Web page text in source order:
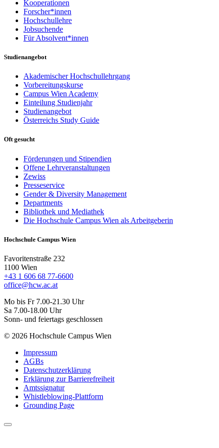
Kooperationen
Forscher*innen
Hochschullehre
Jobsuchende
Für Absolvent*innen
Studienangebot
Akademischer Hochschullehrgang
Vorbereitungskurse
Campus Wien Academy
Einteilung Studienjahr
Studienangebot
Österreichs Study Guide
Oft gesucht
Förderungen und Stipendien
Offene Lehrveranstaltungen
Zewiss
Presseservice
Gender & Diversity Management
Departments
Bibliothek und Mediathek
Die Hochschule Campus Wien als Arbeitgeberin
Hochschule Campus Wien
Favoritenstraße 232
1100 Wien
+43 1 606 68 77-6600
office@hcw.ac.at
Mo bis Fr 7.00-21.30 Uhr
Sa 7.00-18.00 Uhr
Sonn- und feiertags geschlossen
© 2026 Hochschule Campus Wien
Impressum
AGBs
Datenschutzerklärung
Erklärung zur Barrierefreiheit
Amtssignatur
Whistleblowing-Plattform
Grounding Page